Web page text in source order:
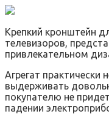
Крепкий кронштейн
телевизоров,
привлекательном
Агрегат практически
выдерживать
покупателю не
падении